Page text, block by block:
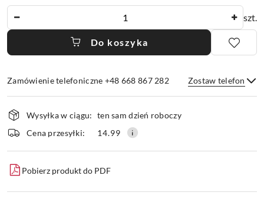
szt.
Do koszyka
Zamówienie telefoniczne +48 668 867 282 Zostaw telefon
Wyślij
Dostępność
i
dostawa
Wysyłka w ciągu: ten sam dzień roboczy
Cena przesyłki:
14.99
Pobierz produkt do PDF